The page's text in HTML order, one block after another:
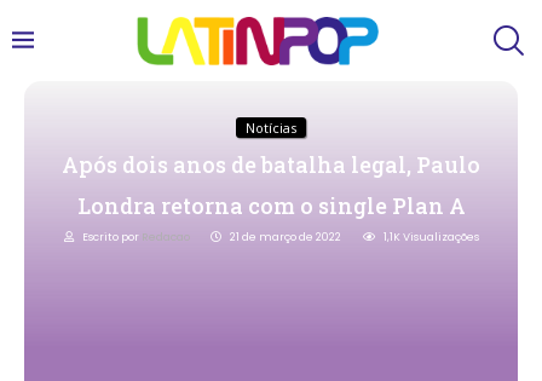
Notícias
Após dois anos de batalha legal, Paulo
Londra retorna com o single Plan A
Escrito por Redacao 21 de março de 2022 1,1K Visualizações